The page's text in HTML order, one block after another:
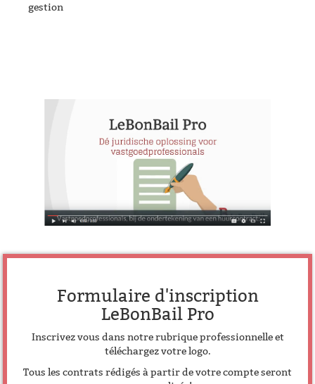
gestion
Formulaire d'inscription
LeBonBail Pro
Inscrivez vous dans notre rubrique professionnelle et
téléchargez votre logo.
Tous les contrats rédigés à partir de votre compte seront